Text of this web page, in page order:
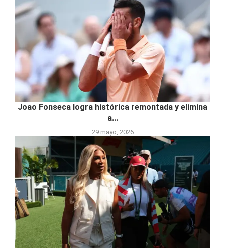
Joao Fonseca logra histórica remontada y elimina
a...
29 mayo, 2026